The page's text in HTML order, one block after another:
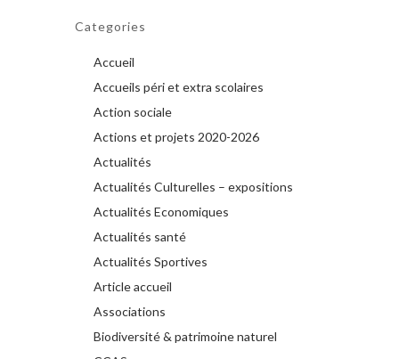
Categories
Accueil
Accueils péri et extra scolaires
Action sociale
Actions et projets 2020-2026
Actualités
Actualités Culturelles – expositions
Actualités Economiques
Actualités santé
Actualités Sportives
Article accueil
Associations
Biodiversité & patrimoine naturel